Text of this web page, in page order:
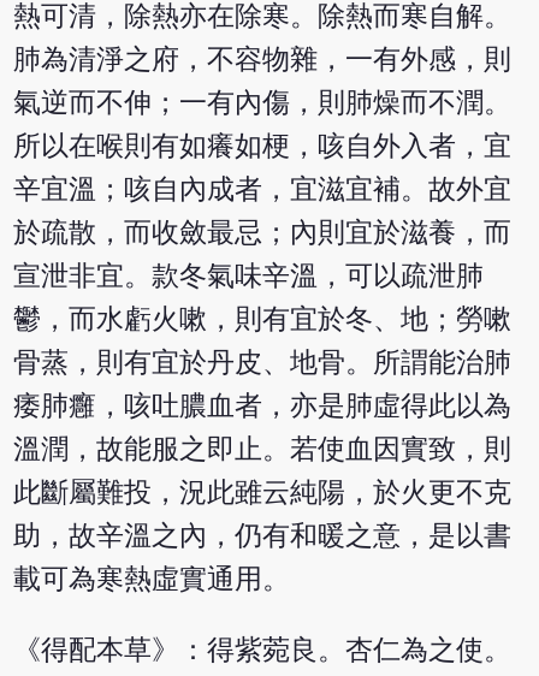
熱可清，除熱亦在除寒。除熱而寒自解。
肺為清淨之府，不容物雜，一有外感，則
氣逆而不伸；一有內傷，則肺燥而不潤。
所以在喉則有如癢如梗，咳自外入者，宜
辛宜溫；咳自內成者，宜滋宜補。故外宜
於疏散，而收斂最忌；內則宜於滋養，而
宣泄非宜。款冬氣味辛溫，可以疏泄肺
鬱，而水虧火嗽，則有宜於冬、地；勞嗽
骨蒸，則有宜於丹皮、地骨。所謂能治肺
痿肺癰，咳吐膿血者，亦是肺虛得此以為
溫潤，故能服之即止。若使血因實致，則
此斷屬難投，況此雖云純陽，於火更不克
助，故辛溫之內，仍有和暖之意，是以書
載可為寒熱虛實通用。
《得配本草》：得紫菀良。杏仁為之使。